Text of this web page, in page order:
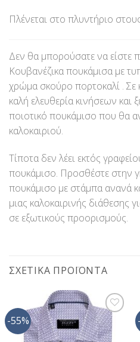
Πλένεται στο πλυντήριο
Δεν θα μπορούσατε να είστε
Κουβανέζικα πουκάμισα με
χρώμα σκούρο πορτοκαλί . Σε
καλή ελευθερία κινήσεων και
ποιοτικό πουκάμισο που θα
καλοκαιριού.
Τίποτα δεν λέει εκτός
πουκάμισο. Προσθέστε στην
πουκάμισο με στάμπα ανανά
μιας καλοκαιρινής διάθεσης
σε εξωτικούς προορισμούς.
ΣΧΕΤΙΚΆ ΠΡΟΪΌΝΤΑ
-55%
Προσθήκη
στη Λίστα
Επιθυμίας